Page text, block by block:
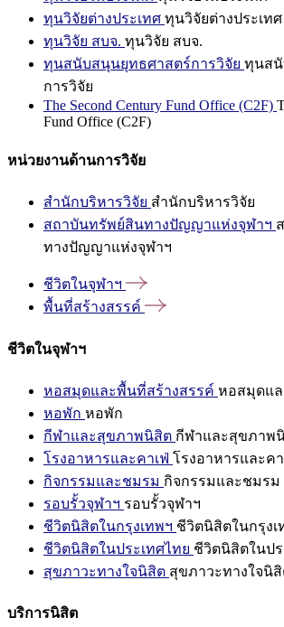
ทุนวิจัยต่างประเทศ ทุนวิจัยต่างประเทศ
ทุนวิจัย สบจ. ทุนวิจัย สบจ.
ทุนสนับสนุนยุทธศาสตร์การวิจัย ทุนสนั
การวิจัย
The Second Century Fund Office (C2F)
Fund Office (C2F)
หน่วยงานด้านการวิจัย
สำนักบริหารวิจัย สำนักบริหารวิจัย
สถาบันทรัพย์สินทางปัญญาแห่งจุฬาฯ
ทางปัญญาแห่งจุฬาฯ
ชีวิตในจุฬาฯ
พื้นที่สร้างสรรค์
ชีวิตในจุฬาฯ
หอสมุดและพื้นที่สร้างสรรค์ หอสมุดแ
หอพัก หอพัก
กีฬาและสุขภาพนิสิต กีฬาและสุขภาพ
โรงอาหารและคาเฟ่ โรงอาหารและคา
กิจกรรมและชมรม กิจกรรมและชมรม
รอบรั้วจุฬาฯ รอบรั้วจุฬาฯ
ชีวิตนิสิตในกรุงเทพฯ ชีวิตนิสิตในกรุงเ
ชีวิตนิสิตในประเทศไทย ชีวิตนิสิตในปร
สุขภาวะทางใจนิสิต สุขภาวะทางใจนิ
บริการนิสิต